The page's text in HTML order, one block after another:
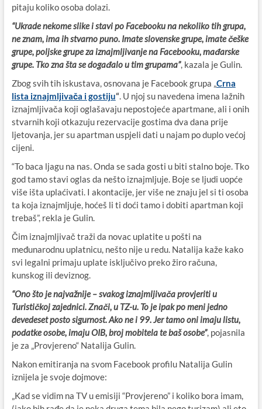
pitaju koliko osoba dolazi.
“Ukrade nekome slike i stavi po Facebooku na nekoliko tih grupa,
ne znam, ima ih stvarno puno. Imate slovenske grupe, imate češke
grupe, poljske grupe za iznajmljivanje na Facebooku, mađarske
grupe. Tko zna šta se događalo u tim grupama”, kazala je Gulin.
Zbog svih tih iskustava, osnovana je Facebook grupa „Crna
lista iznajmljivača i gostiju“. U njoj su navedena imena lažnih
iznajmljivača koji oglašavaju nepostojeće apartmane, ali i onih
stvarnih koji otkazuju rezervacije gostima dva dana prije
ljetovanja, jer su apartman uspjeli dati u najam po duplo većoj
cijeni.
“To baca ljagu na nas. Onda se sada gosti u biti stalno boje. Tko
god tamo stavi oglas da nešto iznajmljuje. Boje se ljudi uopće
više išta uplaćivati. I akontacije, jer više ne znaju jel si ti osoba
ta koja iznajmljuje, hoćeš li ti doći tamo i dobiti apartman koji
trebaš”, rekla je Gulin.
Čim iznajmljivač traži da novac uplatite u pošti na
međunarodnu uplatnicu, nešto nije u redu. Natalija kaže kako
svi legalni primaju uplate isključivo preko žiro računa,
kunskog ili deviznog.
“Ono što je najvažnije – svakog iznajmljivača provjeriti u
Turističkoj zajednici. Znači, u TZ-u. To je ipak po meni jedno
devedeset posto sigurnost. Ako ne i 99. Jer tamo oni imaju listu,
podatke osobe, imaju OIB, broj mobitela te baš osobe”, pojasnila
je za „Provjereno“ Natalija Gulin.
Nakon emitiranja na svom Facebook profilu Natalija Gulin
iznijela je svoje dojmove:
„Kad se vidim na TV u emisiji “Provjereno” i koliko bora imam,